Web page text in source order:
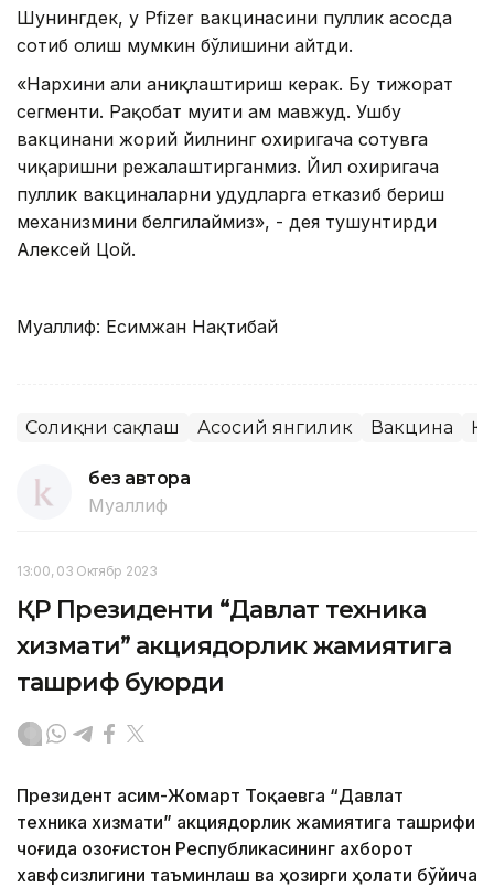
Шунингдек, у Pfizer вакцинасини пуллик асосда
сотиб олиш мумкин бўлишини айтди.
«Нархини ҳали аниқлаштириш керак. Бу тижорат
сегменти. Рақобат муҳити ҳам мавжуд. Ушбу
вакцинани жорий йилнинг охиригача сотувга
чиқаришни режалаштирганмиз. Йил охиригача
пуллик вакциналарни ҳудудларга етказиб бериш
механизмини белгилаймиз», - дея тушунтирди
Алексей Цой.
Муаллиф: Есимжан Нақтибай
Соғлиқни сақлаш Асосий янгилик Вакцина
без автора
Муаллиф
13:00, 03 Октябр 2023
ҚР Президенти “Давлат техника
хизмати” акциядорлик жамиятига
ташриф буюрди
Президент Қасим-Жомарт Тоқаевга “Давлат
техника хизмати” акциядорлик жамиятига ташрифи
чоғида Қозоғистон Республикасининг ахборот
хавфсизлигини таъминлаш ва ҳозирги ҳолати бўйича